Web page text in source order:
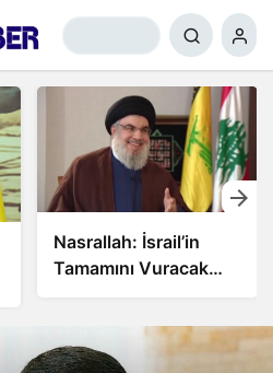
Nasrallah: İsrail’in